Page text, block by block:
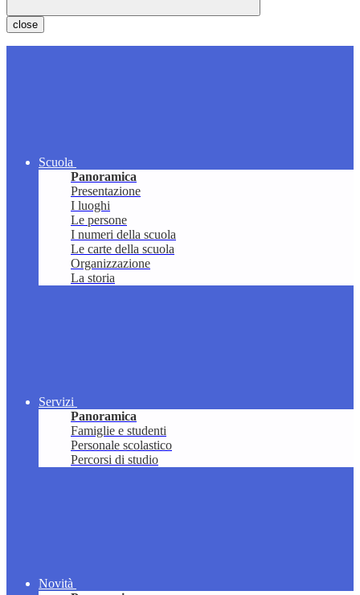
close
Scuola
Panoramica
Presentazione
I luoghi
Le persone
I numeri della scuola
Le carte della scuola
Organizzazione
La storia
Servizi
Panoramica
Famiglie e studenti
Personale scolastico
Percorsi di studio
Novità